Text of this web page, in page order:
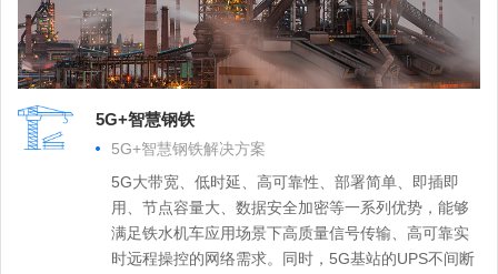
5G+智慧钢铁
5G+智慧钢铁解决方案
5G大带宽、低时延、高可靠性、部署简单、即插即
用、节点容量大、数据安全加密等一系列优势，能够
满足铁水机车应用场景下高质量信号传输、高可靠实
时远程操控的网络需求。同时，5G基站的UPS不间断